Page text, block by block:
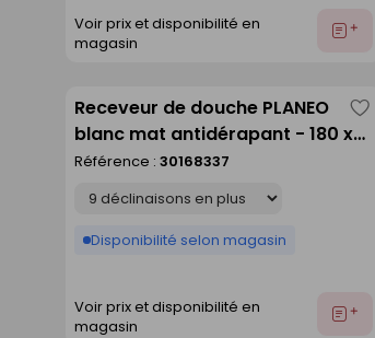
Voir prix et disponibilité en
magasin
Ajouter
Receveur de douche PLANEO
blanc mat antidérapant - 180 x
90 cm
Référence : 30168337
Disponibilité selon magasin
Voir prix et disponibilité en
magasin
Ajouter